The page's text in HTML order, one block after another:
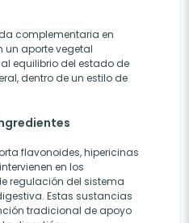
complementaria en
un aporte vegetal
equilibrio del estado de
dentro de un estilo de
flavonoides, hipericinas
en los
regulación del sistema
Estas sustancias
tradicional de apoyo